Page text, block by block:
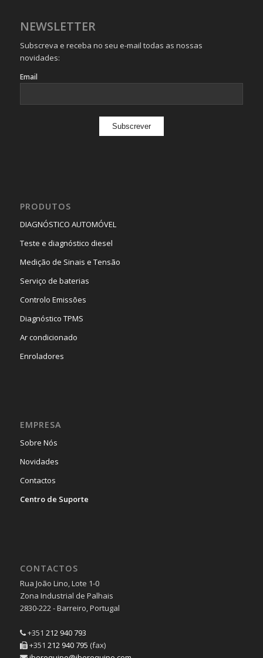
NEWSLETTER
Subscreva e receba no seu e-mail todas as nossas
novidades:
Email
PRODUTOS
DIAGNÓSTICO AUTOMÓVEL
Teste e diagnóstico diesel
Medição de Sinais e Tensão
Serviço de baterias
Controlo Emissões
Diagnóstico TPMS
Ar condicionado
Enroladores
EMPRESA
Sobre Nós
Novidades
Contactos
Centro de Suporte
CONTACTOS
Rua João Lino, Lote 1-0
Zona Industrial de Palhais
2830-222 - Barreiro, Portugal
+351 212 940 793
+351 212 940 795 (fax)